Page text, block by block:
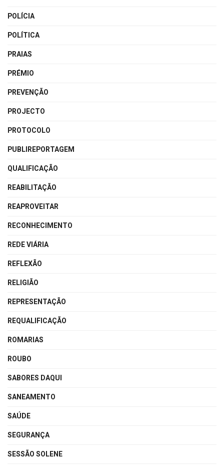
POLÍCIA
POLÍTICA
PRAIAS
PRÉMIO
PREVENÇÃO
PROJECTO
PROTOCOLO
PUBLIREPORTAGEM
QUALIFICAÇÃO
REABILITAÇÃO
REAPROVEITAR
RECONHECIMENTO
REDE VIÁRIA
REFLEXÃO
RELIGIÃO
REPRESENTAÇÃO
REQUALIFICAÇÃO
ROMARIAS
ROUBO
SABORES DAQUI
SANEAMENTO
SAÚDE
SEGURANÇA
SESSÃO SOLENE